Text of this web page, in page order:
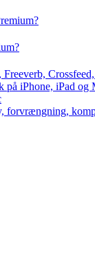
på iPhone, iPad og